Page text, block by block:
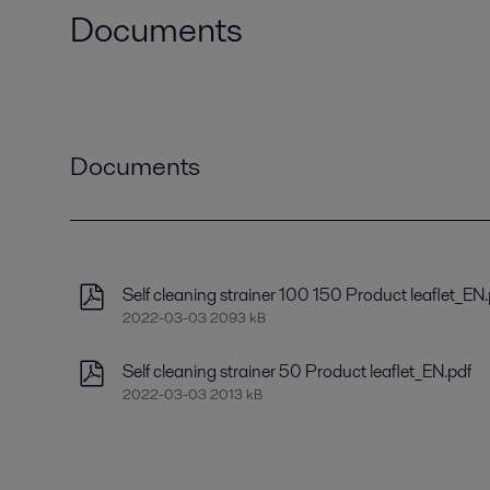
Documents
Documents
Self cleaning strainer 100 150 Product
2022-03-03 2093 kB
Self cleaning strainer 50 Product leaflet_EN.pdf
2022-03-03 2013 kB